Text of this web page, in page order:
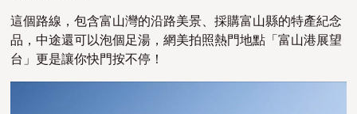
這個路線，包含富山灣的沿路美景、採購富山縣的特產紀念
品，中途還可以泡個足湯，網美拍照熱門地點「富山港展望
台」更是讓你快門按不停！